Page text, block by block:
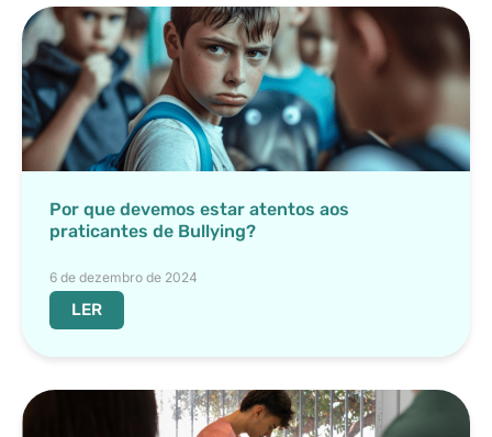
Por que devemos estar atentos aos
praticantes de Bullying?
6 de dezembro de 2024
LER